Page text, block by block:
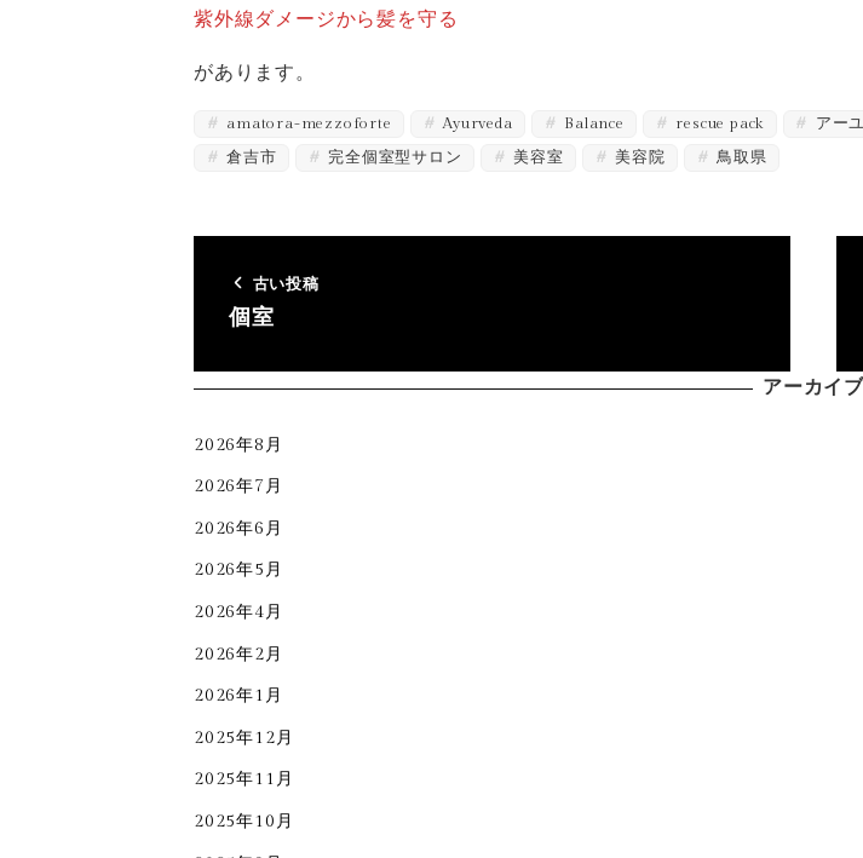
紫外線ダメージから髪を守る
があります。
amatora-mezzoforte Ayurveda Balance rescue pack アー
倉吉市
完全個室型サロン 美容室 美容院 鳥取県
古い投稿
個室
アーカイブ
2026年8月
2026年7月
2026年6月
2026年5月
2026年4月
2026年2月
2026年1月
2025年12月
2025年11月
2025年10月